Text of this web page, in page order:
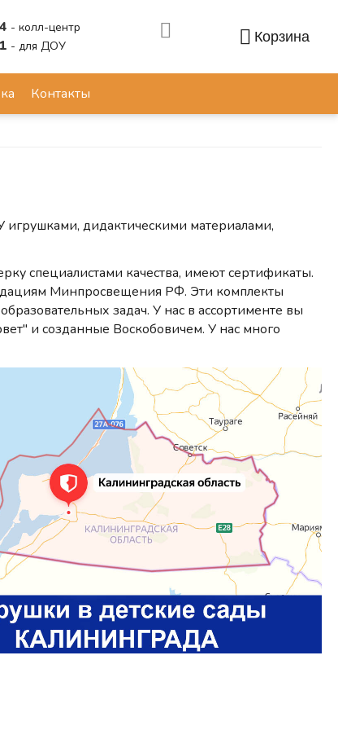
- колл-центр
- для ДОУ
Корзина
Контакты
дидактическими материалами,
специалистами качества, имеют сертификаты.
Минпросвещения РФ. Эти комплекты
задач. У нас в ассортименте вы
и созданные Воскобовичем. У нас много